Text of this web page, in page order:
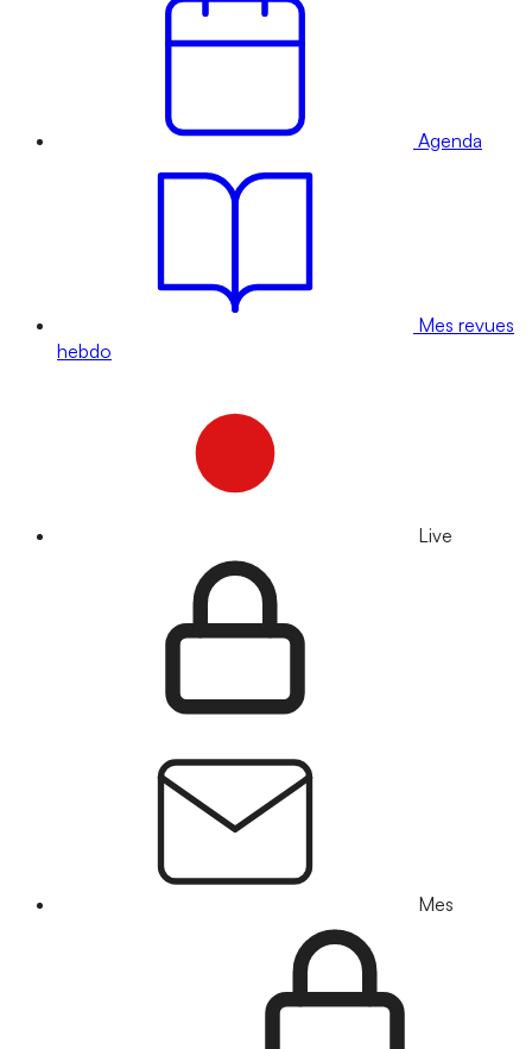
Agenda
Mes revues
hebdo
Live
Mes